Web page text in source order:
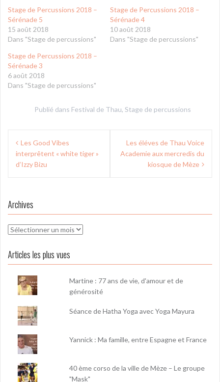
Stage de Percussions 2018 –
Sérénade 5
15 août 2018
Dans "Stage de percussions"
Stage de Percussions 2018 –
Sérénade 4
10 août 2018
Dans "Stage de percussions"
Stage de Percussions 2018 –
Sérénade 3
6 août 2018
Dans "Stage de percussions"
Publié dans Festival de Thau, Stage de percussions
Navigation
de
l’article
Les Good Vibes
interprêtent « white tiger »
d’Izzy Bizu
Les éléves de Thau Voice
Academie aux mercredis du
kiosque de Mèze
Archives
Archives
Articles les plus vues
Martine : 77 ans de vie, d'amour et de
générosité
Séance de Hatha Yoga avec Yoga Mayura
Yannick : Ma famille, entre Espagne et France
40 ème corso de la ville de Mèze – Le groupe
"Mask"